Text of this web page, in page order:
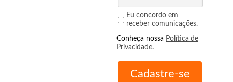
Eu concordo em
receber comunicações.
Conheça nossa Política de
Privacidade.